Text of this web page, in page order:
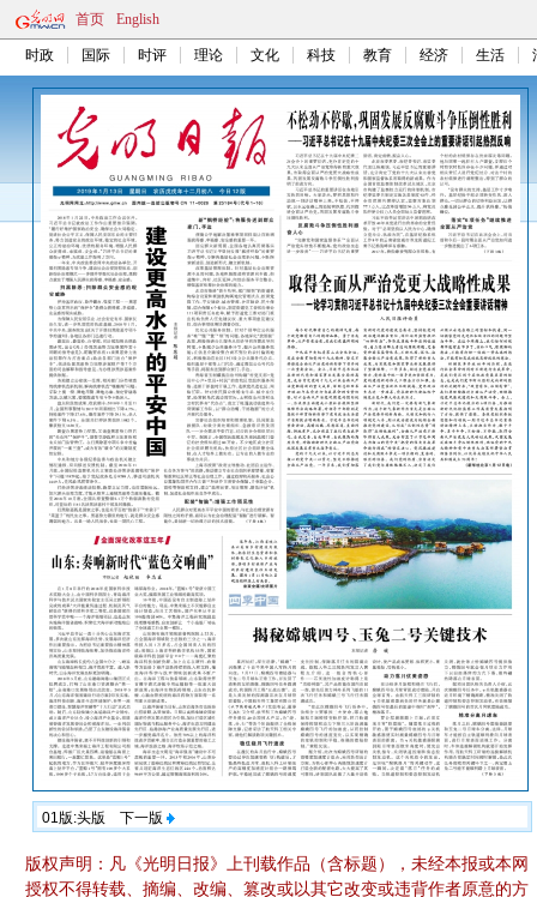
首页 English
时政 国际 时评 理论 文化 科技 教育 经济 生活
01版:头版 下一版
版权声明：凡《光明日报》上刊载作品（含标题），未经本报或本网
授权不得转载、摘编、改编、篡改或以其它改变或违背作者原意的方